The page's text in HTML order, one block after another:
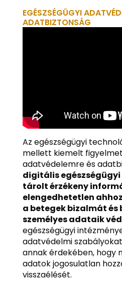
EGÉSZSÉGÜGYI
ADATBIZTONSÁG
Az egészségügyi
mellett kiemelt
adatvédelemre és
digitális egészségügyi
tárolt érzékeny
elengedhetetlen
a betegek bizalmát
személyes adataik
egészségügyi
adatvédelmi
annak érdekében, hogy
adatok jogosulatlan
visszaélését.